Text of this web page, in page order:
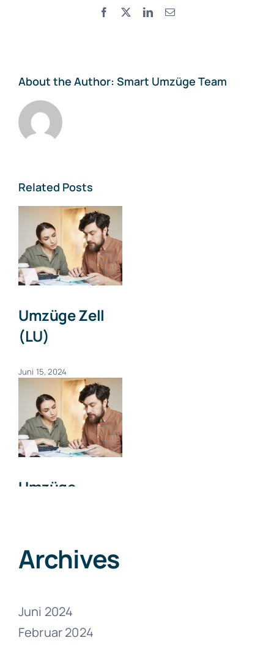
Facebook LinkedInEmail
About the Author: Smart Umzüge Team
Related Posts
Umzüge Zell
(LU)
Juni 15, 2024
Umzüge
Archives
Juni 2024
Februar 2024